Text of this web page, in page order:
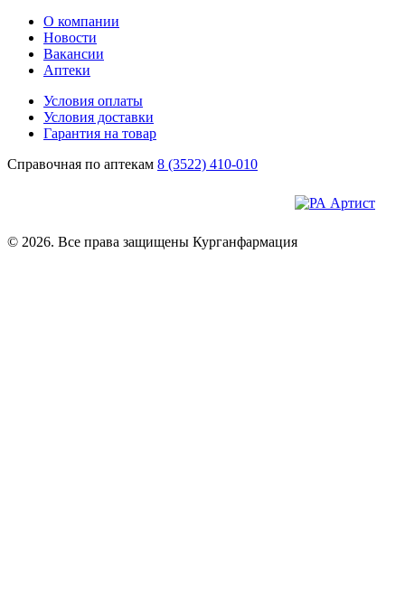
О компании
Новости
Вакансии
Аптеки
Условия оплаты
Условия доставки
Гарантия на товар
Справочная по аптекам 8 (3522) 410-010
© 2026. Все права защищены Курганфармация